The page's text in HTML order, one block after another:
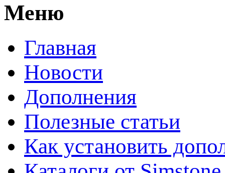
Меню
Главная
Новости
Дополнения
Полезные статьи
Как установить